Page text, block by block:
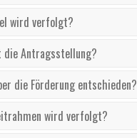
wird verfolgt?
Antragsstellung?
die Förderung entschieden?
wird verfolgt?